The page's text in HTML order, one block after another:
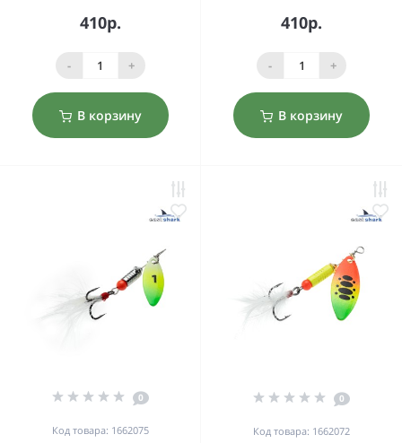
410р.
- +
В корзину
410р.
- +
В корзину
0
Код товара: 1662075
0
Код товара: 1662072